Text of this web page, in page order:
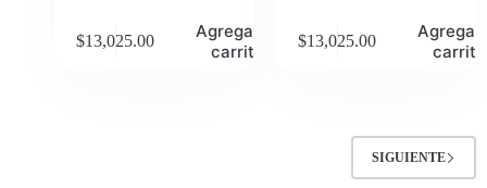
$13,025.00
Agregar al
carrito
$13,025.00
Agregar
carrito
SIGUIENTE